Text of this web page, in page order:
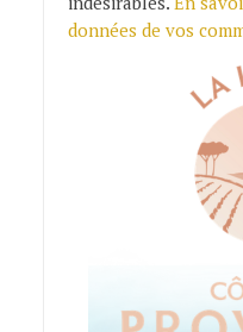
données de vos